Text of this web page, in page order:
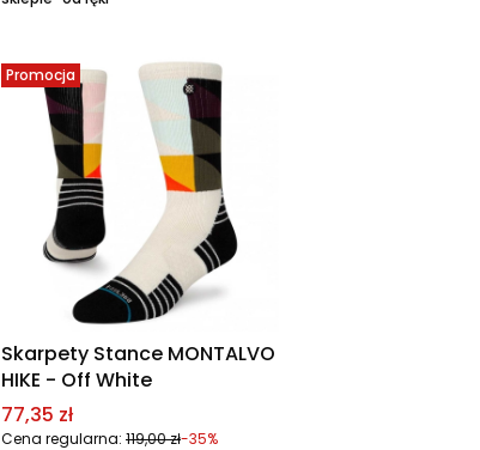
Promocja
Skarpety Stance MONTALVO
HIKE - Off White
Cena promocyjna
77,35 zł
Cena regularna: 119,00 zł-35%